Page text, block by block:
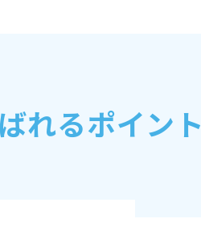
れるポイント